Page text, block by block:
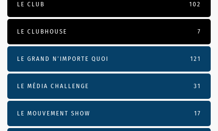
LE CLUB 102
LE CLUBHOUSE 7
LE GRAND N’IMPORTE QUOI 121
LE MÉDIA CHALLENGE 31
LE MOUVEMENT SHOW 17